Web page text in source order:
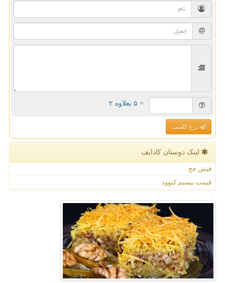
= ۵ بعلاوه ۲
درج کامنت
لینک دوستان كادایف
فیش حج
قیمت بیسیم کنوود